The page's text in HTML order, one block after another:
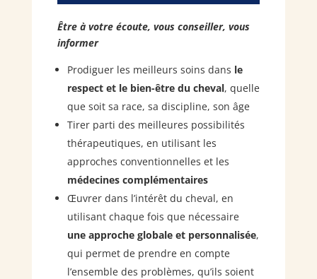
Être à votre écoute, vous conseiller, vous
informer
Prodiguer les meilleurs soins dans le
respect et le bien-être du cheval, quelle
que soit sa race, sa discipline, son âge
Tirer parti des meilleures possibilités
thérapeutiques, en utilisant les
approches conventionnelles et les
médecines complémentaires
Œuvrer dans l’intérêt du cheval, en
utilisant chaque fois que nécessaire
une approche globale et personnalisée,
qui permet de prendre en compte
l’ensemble des problèmes, qu’ils soient